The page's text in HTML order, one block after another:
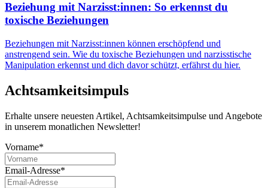
Beziehung mit Narzisst:innen: So erkennst du
toxische Beziehungen
Beziehungen mit Narzisst:innen können erschöpfend und
anstrengend sein. Wie du toxische Beziehungen und narzisstische
Manipulation erkennst und dich davor schützt, erfährst du hier.
Achtsamkeitsimpuls
Erhalte unsere neuesten Artikel, Achtsamkeitsimpulse und Angebote
in unserem monatlichen Newsletter!
Vorname*
Email-Adresse*